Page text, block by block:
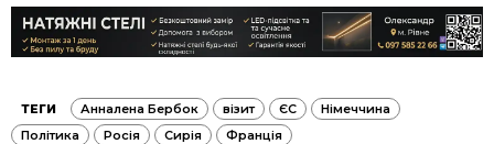
ТЕГИ Анналена Бербок візит ЄС
Німеччина
Політика
Росія Сирія Франція